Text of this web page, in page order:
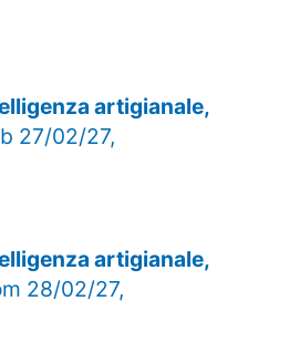
artigianale,
27/02/27,
artigianale,
28/02/27,